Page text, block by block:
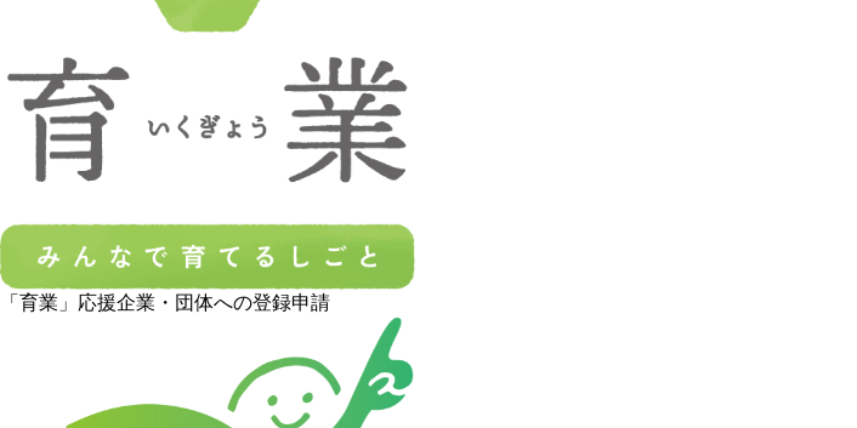
「育業」応援企業・団体への登録申請